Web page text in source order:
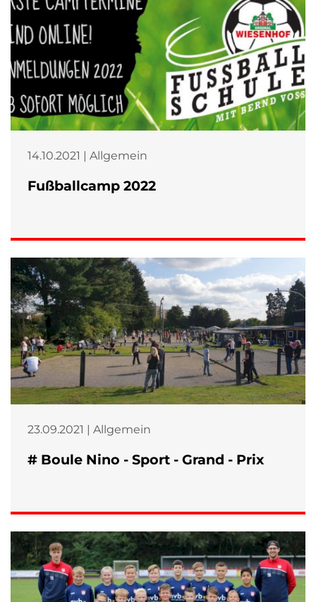
14.10.2021 | Allgemein
Fußballcamp 2022
23.09.2021 | Allgemein
# Boule Nino - Sport - Grand - Prix